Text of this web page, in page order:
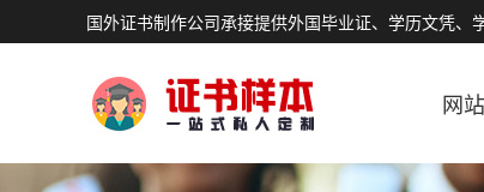
国外证书制作公司承接提供外国毕业证、学历文凭、
网